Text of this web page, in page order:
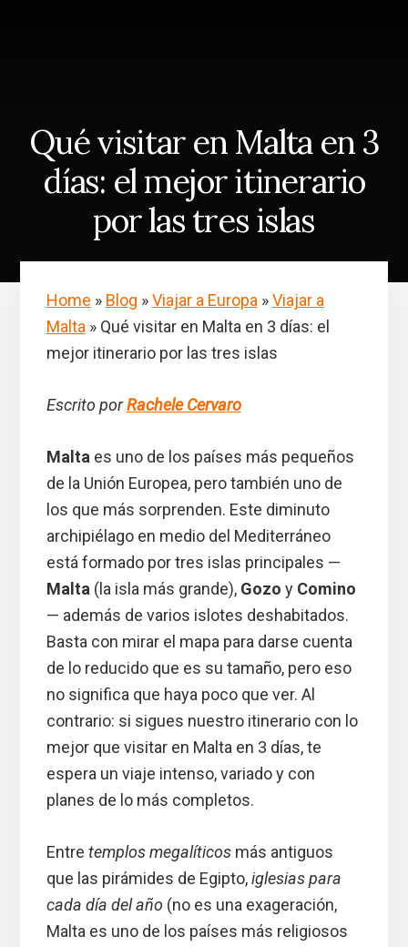
Qué visitar en Malta en 3
días: el mejor itinerario
por las tres islas
Home » Blog »Viajar a Europa»Viajar a
Malta» Qué visitar en Malta en 3 días: el
mejor itinerario por las tres islas
Escrito porRachele Cervaro
Maltaes uno de los países más pequeños
de la Unión Europea, pero también uno de
los que más sorprenden. Este diminuto
archipiélago en medio del Mediterráneo
está formado por tres islas principales —
Malta(la isla más grande), Gozo y Comino
— además de varios islotes deshabitados.
Basta con mirar el mapa para darse cuenta
de lo reducido que es su tamaño, pero eso
no significa que haya poco que ver. Al
contrario: si sigues nuestro itinerario con lo
mejor que visitar en Malta en 3 días, te
espera un viaje intenso, variado y con
planes de lo más completos.
Entre templos megalíticosmás antiguos
que las pirámides de Egipto,iglesias para
cada día del año(no es una exageración,
Malta es uno de los países más religiosos